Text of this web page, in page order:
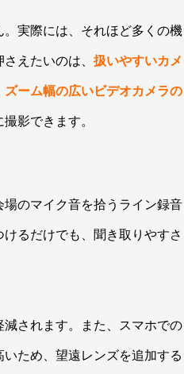
実際には、それほど多くの機
えたいのは、 扱いやすいカメ
ズーム幅の広いビデオカメラの
影できます。
場のマイク音を拾うライン録音
るだけでも、聞き取りやすさ
されます。また、スマホでの
ため、望遠レンズを追加する